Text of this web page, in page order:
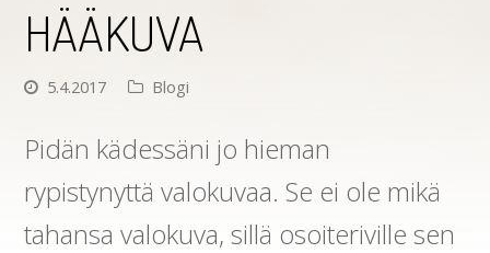
HÄÄKUVA
5.4.2017 Blogi
Pidän kädessäni jo hieman
rypistynyttä valokuvaa. Se ei ole mikä
tahansa valokuva, sillä osoiteriville sen